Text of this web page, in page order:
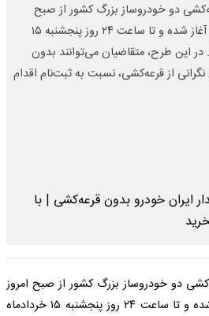
دو خودروساز بزرگ کشور از صبح
امروز (یکشنبه ۱۰ خرداد ۱۴۰۵) آغاز شده و تا ساعت ۲۴ روز پنجشنبه ۱۵
این طرح، متقاضیان می‌توانند بدون
از قرعه‌کشی، نسبت به ثبت‌نام اقدام
دو خودروساز بزرگ کشور از صبح امروز
(یکشنبه ۱۰ خرداد ۱۴۰۵) آغاز شده و تا ساعت ۲۴ روز پنجشنبه ۱۵ خردادماه